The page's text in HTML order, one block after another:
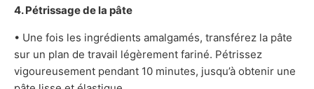
4. Pétrissage de la pâte
• Une fois les ingrédients amalgamés, transférez la pâte
sur un plan de travail légèrement fariné. Pétrissez
vigoureusement pendant 10 minutes, jusqu’à obtenir une